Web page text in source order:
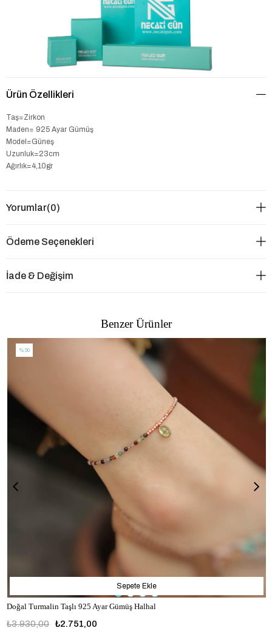
Ürün Özellikleri
Taş=Zirkon
Maden= 925 Ayar Gümüş
Model=Güneş
Uzunluk=23cm
Ağırlık=4,10gr
Yorumlar(0)
Ödeme Seçenekleri
İade & Değişim
Benzer Ürünler
Doğal Turmalin Taşlı 925 Ayar Gümüş Halhal
₺2.751,00
₺3.930,00
Sepete Ekle
%30